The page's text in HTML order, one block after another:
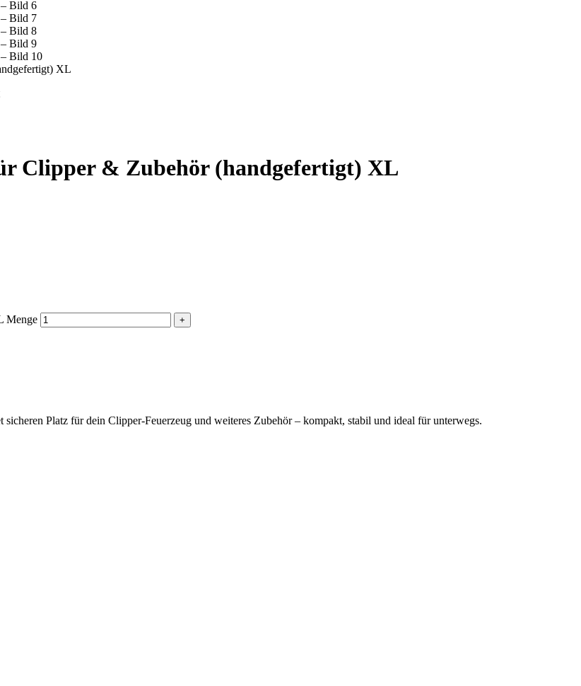
XL
Clipper & Zubehör (handgefertigt) XL
Menge
Platz für dein Clipper-Feuerzeug und weiteres Zubehör – kompakt, stabil und ideal für unterwegs.